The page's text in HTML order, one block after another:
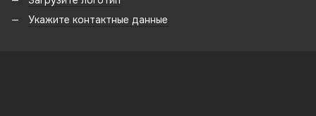
Укажите контактные данные